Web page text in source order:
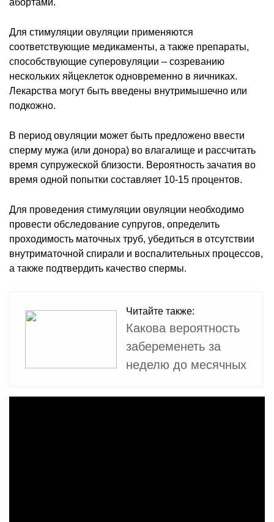
Для стимуляции овуляции применяются
соответствующие медикаменты, а также препараты,
способствующие суперовуляции – созреванию
нескольких яйцеклеток одновременно в яичниках.
Лекарства могут быть введены внутримышечно или
подкожно.
В период овуляции может быть предложено ввести
сперму мужа (или донора) во влагалище и рассчитать
время супружеской близости. Вероятность зачатия во
время одной попытки составляет 10-15 процентов.
Для проведения стимуляции овуляции необходимо
провести обследование супругов, определить
проходимость маточных труб, убедиться в отсутствии
внутриматочной спирали и воспалительных процессов,
а также подтвердить качество спермы.
Читайте также:
Какова вероятность
забеременеть за
неделю до месячных